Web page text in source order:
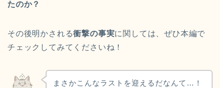
たのか？
その後明かされる衝撃の事実に関しては、ぜひ本編で
チェックしてみてくださいね！
まさかこんなラストを迎えるだなんて…！